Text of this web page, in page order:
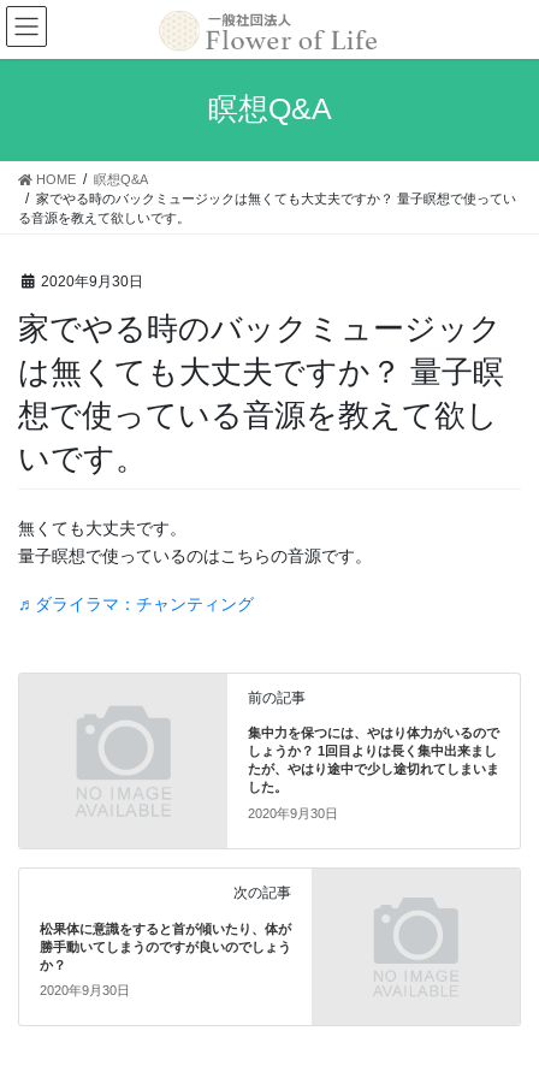
コ
ン
テ
ス
ナ
ビ
ゲ
ン
瞑想Q&A
HOME
瞑想Q&A
家でやる時のバックミュージックは無くても大丈夫ですか？ 量子瞑想で使ってい
る音源を教えて欲しいです。
2020年9月30日
家でやる時のバックミュージック
は無くても大丈夫ですか？ 量子瞑
想で使っている音源を教えて欲し
いです。
無くても大丈夫です。
量子瞑想で使っているのはこちらの音源です。
♬ダライラマ：チャンティング
前の記事
集中力を保つには、やはり体力がいるので
しょうか？ 1回目よりは長く集中出来まし
たが、やはり途中で少し途切れてしまいま
した。
2020年9月30日
次の記事
松果体に意識をすると首が傾いたり、体が
勝手動いてしまうのですが良いのでしょう
か？
2020年9月30日